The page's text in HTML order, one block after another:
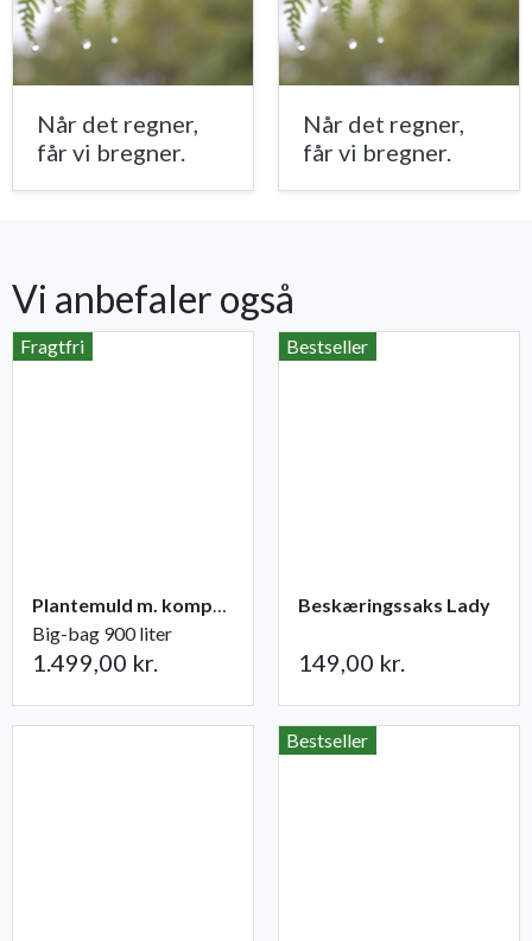
Når det regner,
får vi bregner.
Når det regner,
får vi bregner.
Vi anbefaler også
Fragtfri
Plantemuld m. kompost fra Champost
Big-bag 900 liter
1.499,00 kr.
Bestseller
Beskæringssaks Lady
149,00 kr.
Bestseller